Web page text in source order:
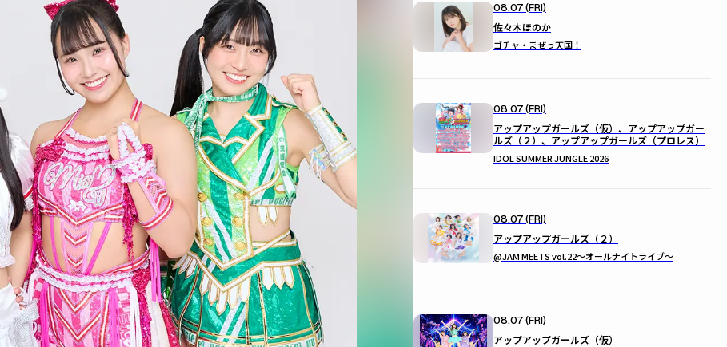
08.07 (FRI)
佐々木ほのか
ゴチャ・まぜっ天国！
08.07 (FRI)
アップアップガールズ（仮）、アップアップガー
ルズ（２）、アップアップガールズ（プロレス）
IDOL SUMMER JUNGLE 2026
08.07 (FRI)
アップアップガールズ（２）
@JAM MEETS vol.22〜オールナイトライブ〜
08.07 (FRI)
アップアップガールズ（仮）